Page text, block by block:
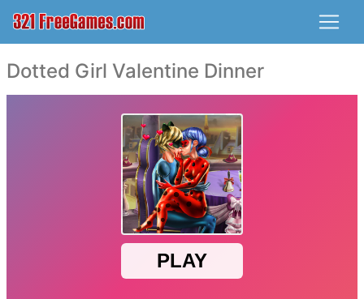
Dotted Girl Valentine Dinner